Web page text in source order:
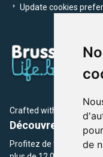
de
Update cookies
Crafted with by
Découvrez plus de
Profitez de toutes les